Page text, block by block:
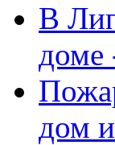
В
доме
дом